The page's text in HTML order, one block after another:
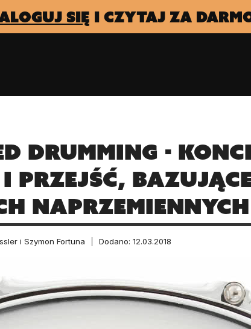
się i czytaj za
Drumming -
i przejść,
naprzemiennych
i Szymon Fortuna Dodano: 12.03.2018